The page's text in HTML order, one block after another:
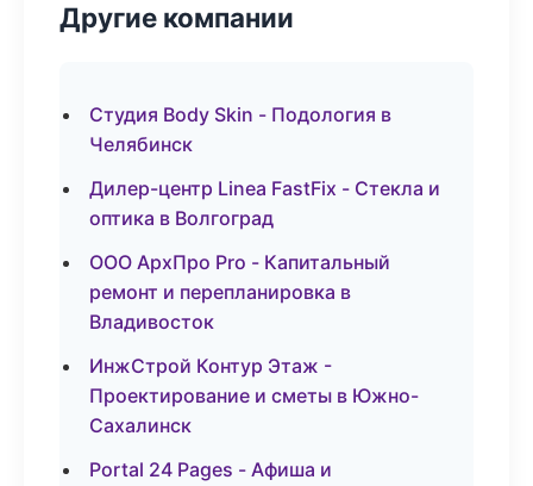
Другие компании
Студия Body Skin - Подология в
Челябинск
Дилер-центр Linea FastFix - Стекла и
оптика в Волгоград
ООО АрхПро Pro - Капитальный
ремонт и перепланировка в
Владивосток
ИнжСтрой Контур Этаж -
Проектирование и сметы в Южно-
Сахалинск
Portal 24 Pages - Афиша и